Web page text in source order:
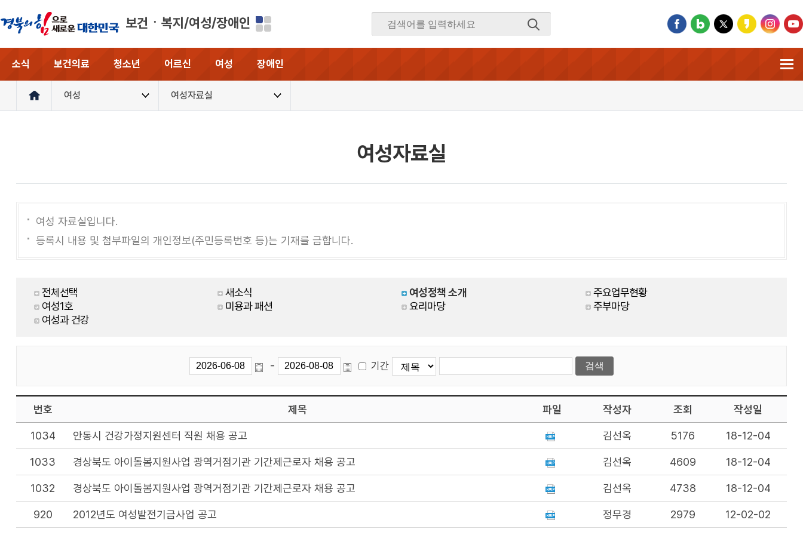
보건ㆍ복지/여성/장애인
소식 보건의료 청소년 어르신 여성 장애인
여성 여성자료실
여성자료실
여성 자료실입니다.
등록시 내용 및 첨부파일의 개인정보(주민등록번호 등)는 기재를 금합니다.
전체선택 새소식 여성정책 소개
주요업무현황
여성1호
미용과 패션 요리마당
주부마당
여성과 건강
- 기간
번호 제목 파일 작성자 조회 작성일
1034 안동시 건강가정지원센터 직원 채용 공고 김선옥 5176 18-12-04
1033 경상북도 아이돌봄지원사업 광역거점기관 기간제근로자 채용 공고 김선옥 4609 18-12-04
1032 경상북도 아이돌봄지원사업 광역거점기관 기간제근로자 채용 공고 김선옥 4738 18-12-04
920 2012년도 여성발전기금사업 공고 정무경 2979 12-02-02